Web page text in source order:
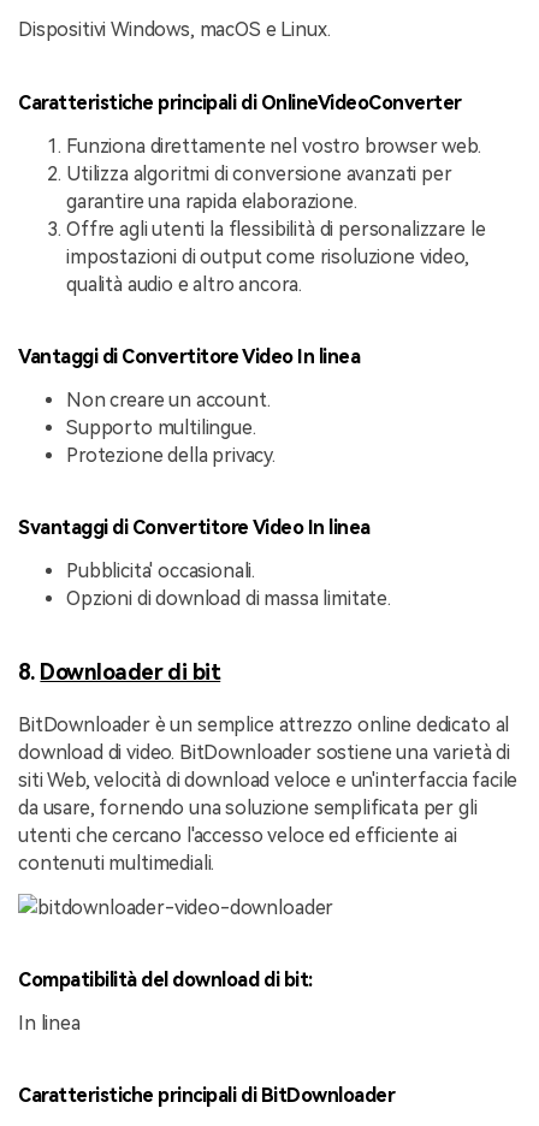
Dispositivi Windows, macOS e Linux.
Caratteristiche principali di OnlineVideoConverter
Funziona direttamente nel vostro browser web.
Utilizza algoritmi di conversione avanzati per
garantire una rapida elaborazione.
Offre agli utenti la flessibilità di personalizzare le
impostazioni di output come risoluzione video,
qualità audio e altro ancora.
Vantaggi di Convertitore Video In linea
Non creare un account.
Supporto multilingue.
Protezione della privacy.
Svantaggi di Convertitore Video In linea
Pubblicita' occasionali.
Opzioni di download di massa limitate.
8. Downloader di bit
BitDownloader è un semplice attrezzo online dedicato al
download di video. BitDownloader sostiene una varietà di
siti Web, velocità di download veloce e un'interfaccia facile
da usare, fornendo una soluzione semplificata per gli
utenti che cercano l'accesso veloce ed efficiente ai
contenuti multimediali.
Compatibilità del download di bit:
In linea
Caratteristiche principali di BitDownloader